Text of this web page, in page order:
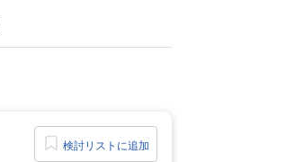
検討リストに追加